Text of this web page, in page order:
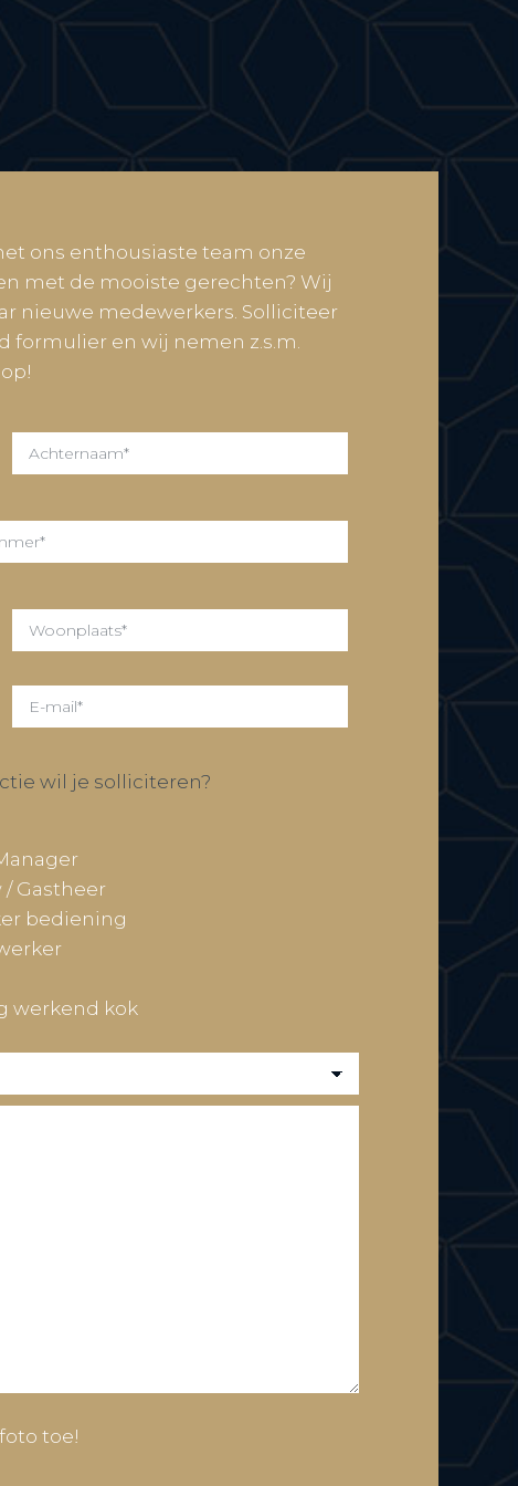
ons enthousiaste team onze
met de mooiste gerechten? Wij
nieuwe medewerkers. Solliciteer
formulier en wij nemen z.s.m.
wil je solliciteren?
/ Gastheer
bediening
werkend kok
toe!